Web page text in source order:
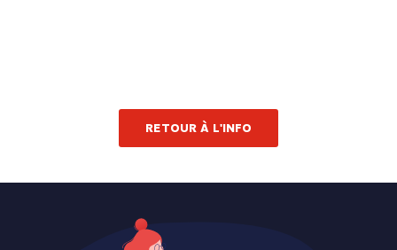
RETOUR À L'INFO